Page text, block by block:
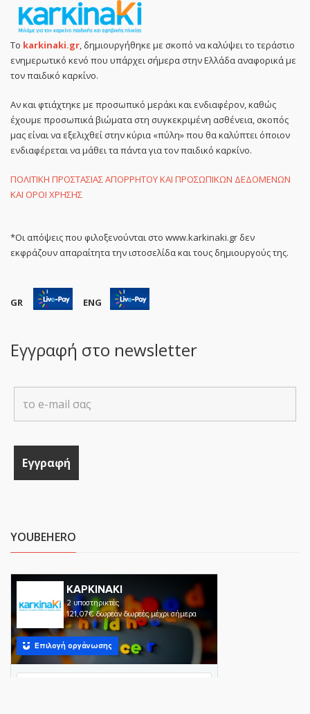
Το karkinaki.gr, δημιουργήθηκε με σκοπό να καλύψει το τεράστιο
ενημερωτικό κενό που υπάρχει σήμερα στην Ελλάδα αναφορικά με
τον παιδικό καρκίνο.
Αν και φτιάχτηκε με προσωπικό μεράκι και ενδιαφέρον, καθώς
έχουμε προσωπικά βιώματα στη συγκεκριμένη ασθένεια, σκοπός
μας είναι να εξελιχθεί στην κύρια «πύλη» που θα καλύπτει όποιον
ενδιαφέρεται να μάθει τα πάντα για τον παιδικό καρκίνο.
ΠΟΛΙΤΙΚΗ ΠΡΟΣΤΑΣΙΑΣ ΑΠΟΡΡΗΤΟΥ ΚΑΙ ΠΡΟΣΩΠΙΚΩΝ ΔΕΔΟΜΕΝΩΝ
ΚΑΙ ΟΡΟΙ ΧΡΗΣΗΣ
*Οι απόψεις που φιλοξενούνται στο www.karkinaki.gr δεν
εκφράζουν απαραίτητα την ιστοσελίδα και τους δημιουργούς της.
GR ENG
Εγγραφή στο newsletter
YOUBEHERO